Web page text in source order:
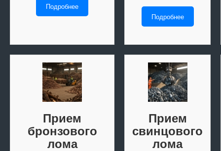
Подробнее
Подробнее
Прием
бронзового
лома
Прием
свинцового
лома